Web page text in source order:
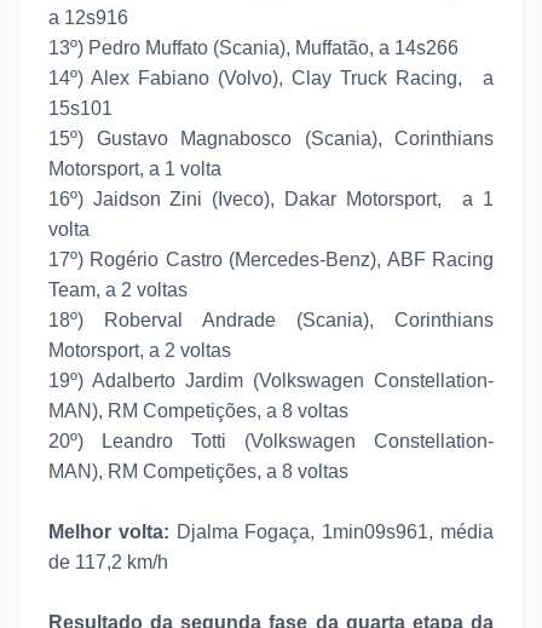
a 12s916
13º) Pedro Muffato (Scania), Muffatão, a 14s266
14º) Alex Fabiano (Volvo), Clay Truck Racing, a
15s101
15º) Gustavo Magnabosco (Scania), Corinthians
Motorsport, a 1 volta
16º) Jaidson Zini (Iveco), Dakar Motorsport, a 1
volta
17º) Rogério Castro (Mercedes-Benz), ABF Racing
Team, a 2 voltas
18º) Roberval Andrade (Scania), Corinthians
Motorsport, a 2 voltas
19º) Adalberto Jardim (Volkswagen Constellation-
MAN), RM Competições, a 8 voltas
20º) Leandro Totti (Volkswagen Constellation-
MAN), RM Competições, a 8 voltas
Melhor volta: Djalma Fogaça, 1min09s961, média
de 117,2 km/h
Resultado da segunda fase da quarta etapa da